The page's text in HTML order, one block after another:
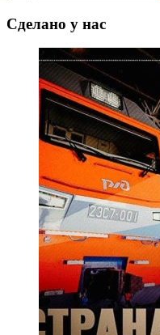
Сделано у нас